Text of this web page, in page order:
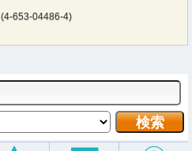
(4-653-04486-4)